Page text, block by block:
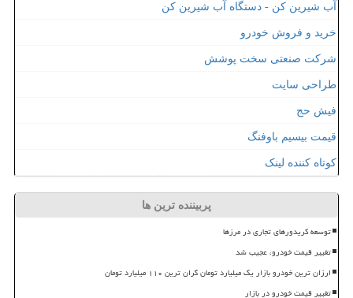
آب شیرین کن - دستگاه آب شیرین کن
خرید و فروش خودرو
شرکت صنعتی سخت پوشش
طراحی سایت
فیش حج
قیمت بیسیم باوفنگ
کوتاه کننده لینک
پربیننده ترین ها
توسعه کریدورهای تجاری در مرزها
تغییر قیمت خودرو، عجیب شد
ارزان ترین خودرو بازار یک میلیارد تومان گران ترین ۱۱۰ میلیارد تومان
تغییر قیمت خودرو در بازار